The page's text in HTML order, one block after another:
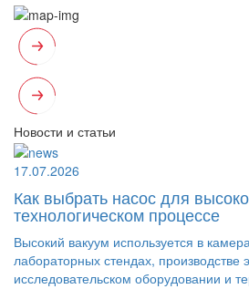
Новости и статьи
17.07.2026
Как выбрать насос для
технологическом процессе
Высокий вакуум используется в
лабораторных стендах, производстве
исследовательском оборудовании и